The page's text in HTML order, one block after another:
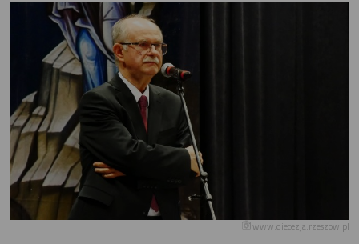
www.diecezja.rzeszow.pl